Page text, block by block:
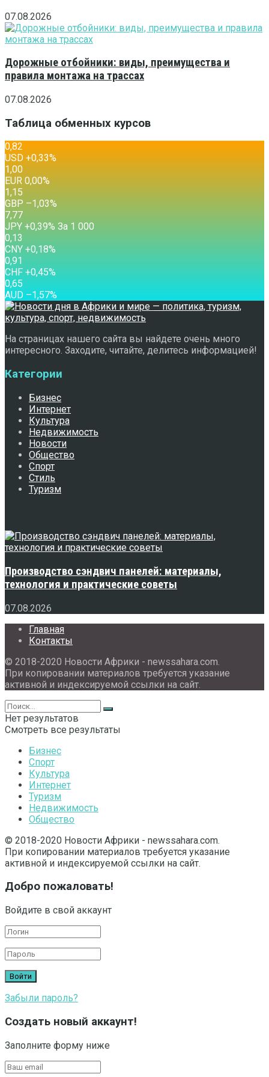
07.08.2026
Дорожные отбойники: виды, преимущества и
правила монтажа на трассах
07.08.2026
Таблица обменных курсов
0,82
USD +0,33%
1,00
EUR 0,00%
1,15
GBP –1,03%
7,77
JPY +0,39% За 1 000
0,13
CNY +0,18%
0,91
CHF +0,45%
0,65
AUD –1,57%
На страницах нашего сайта вы найдете очень много
интересного. Заходите, читайте, делитесь информацией!
Категории
Бизнес
Интернет
Культура
Недвижимость
Новости
Общество
Спорт
Стиль
Туризм
Производство сэндвич панелей: материалы,
технология и практические советы
07.08.2026
Главная
Контакты
© 2018-2020 Новости Африки - newssahara.com.
При копировании материалов требуется указание
активной и индексируемой ссылки на сайт.
Нет результатов
Смотреть все результаты
Бизнес
Спорт
Культура
Интернет
Туризм
Недвижимость
Общество
© 2018-2020 Новости Африки - newssahara.com.
При копировании материалов требуется указание
активной и индексируемой ссылки на сайт.
Добро пожаловать!
Войдите в свой аккаунт
Забыли пароль?
Создать новый аккаунт!
Заполните форму ниже